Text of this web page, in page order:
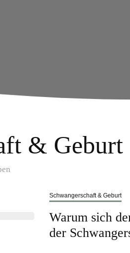
& Geburt
Schwangerschaft & Geburt
Warum sich
der